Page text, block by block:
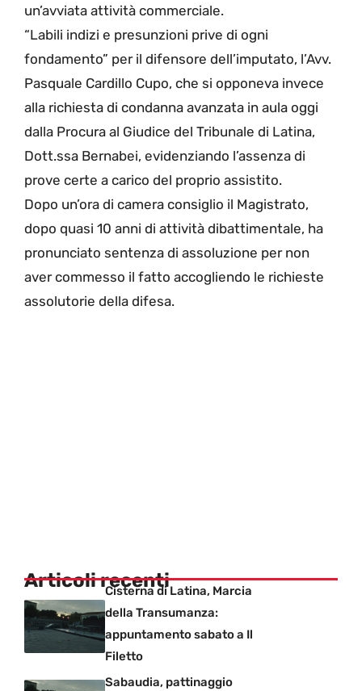
un’avviata attività commerciale.
“Labili indizi e presunzioni prive di ogni
fondamento” per il difensore dell’imputato, l’Avv.
Pasquale Cardillo Cupo, che si opponeva invece
alla richiesta di condanna avanzata in aula oggi
dalla Procura al Giudice del Tribunale di Latina,
Dott.ssa Bernabei, evidenziando l’assenza di
prove certe a carico del proprio assistito.
Dopo un’ora di camera consiglio il Magistrato,
dopo quasi 10 anni di attività dibattimentale, ha
pronunciato sentenza di assoluzione per non
aver commesso il fatto accogliendo le richieste
assolutorie della difesa.
Articoli recentiCisterna di Latina, Marcia
della Transumanza:
appuntamento sabato a Il
Filetto
Sabaudia, pattinaggio